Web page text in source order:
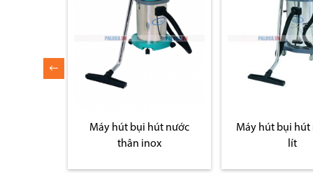
Máy hút bụi hút nước 70
lít
Máy đánh bóng
nhập khẩu